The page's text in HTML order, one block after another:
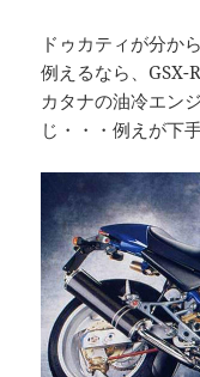
ドゥカティが分か
例えるなら、GSX-
カタナの油冷エン
じ・・・例えが下